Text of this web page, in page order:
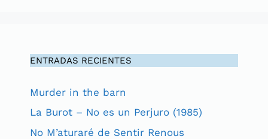
ENTRADAS RECIENTES
Murder in the barn
La Burot – No es un Perjuro (1985)
No M’aturaré de Sentir Renous